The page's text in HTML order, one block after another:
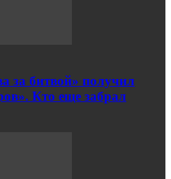
за битвой» получил
Кто еще забрал